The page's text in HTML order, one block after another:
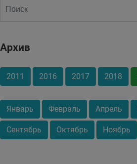
Архив
2011 2016 2017 2018
Январь Февраль Апрель
Сентябрь Октябрь Ноябрь